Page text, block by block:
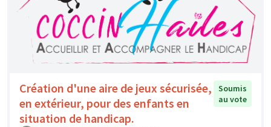
Création d'une aire de jeux sécurisée,
en extérieur, pour des enfants en
situation de handicap.
Soumis
au vote